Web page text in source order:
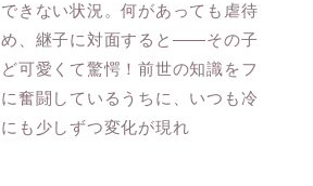
きない状況。何があっても虐待
め、継子に対面すると――その子
可愛くて驚愕！前世の知識をフ
奮闘しているうちに、いつも冷
も少しずつ変化が現れ